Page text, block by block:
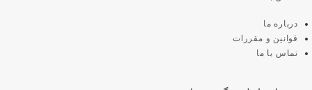
درباره ما
قوانین و مقررات
تماس با ما